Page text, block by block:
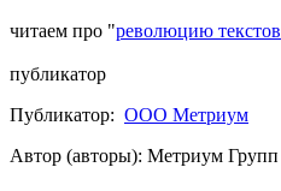
читаем про "революцию текстов
публикатор
Публикатор: ООО Метриум
Автор (авторы): Метриум Групп